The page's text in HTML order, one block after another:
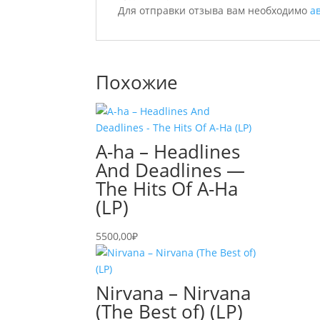
Для отправки отзыва вам необходимо
Похожие
A-ha – Headlines
And Deadlines —
The Hits Of A-Ha
(LP)
5500,00₽
Nirvana – Nirvana
(The Best of) (LP)